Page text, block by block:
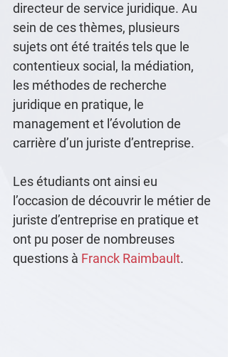
directeur de service juridique. Au
sein de ces thèmes, plusieurs
sujets ont été traités tels que le
contentieux social, la médiation,
les méthodes de recherche
juridique en pratique, le
management et l’évolution de
carrière d’un juriste d’entreprise.
Les étudiants ont ainsi eu
l’occasion de découvrir le métier de
juriste d’entreprise en pratique et
ont pu poser de nombreuses
questions à Franck Raimbault.